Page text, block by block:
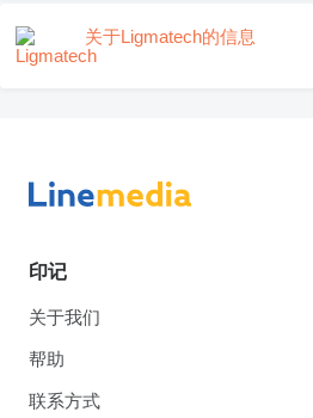
关于Ligmatech的信息
印记
关于我们
帮助
联系方式